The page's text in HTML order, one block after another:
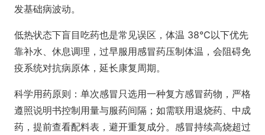
发基础病波动。
低热状态下盲目吃药也是常见误区，体温 38℃以下优先
靠补水、休息调理，过早服用感冒药压制体温，会阻碍免
疫系统对抗病原体，延长康复周期。
科学用药原则：单次感冒只选用一种复方感冒药物，严格
遵照说明书控制用量与服药间隔；如需联用退烧药、中成
药，提前查看配料表，避开重复成分。感冒持续高烧超过